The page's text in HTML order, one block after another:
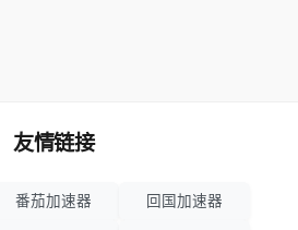
友情链接
番茄加速器 回国加速器